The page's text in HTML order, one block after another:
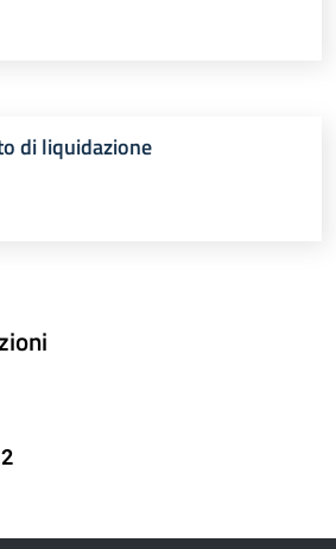
di liquidazione